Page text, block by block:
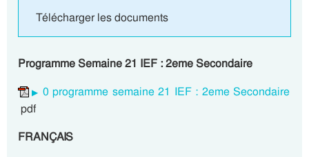
Télécharger les documents
Programme Semaine 21 IEF : 2eme Secondaire
0 programme semaine 21 IEF : 2eme Secondaire
pdf
FRANÇAIS